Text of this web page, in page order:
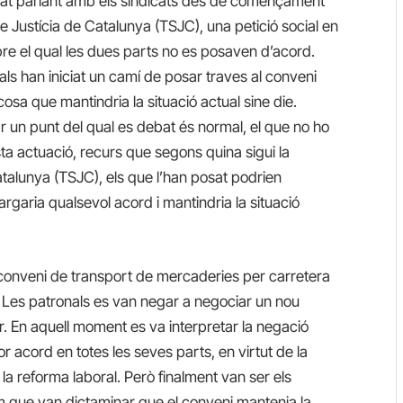
Justícia de Catalunya (TSJC), una petició social en
el qual les dues parts no es posaven d’acord.
han iniciat un camí de posar traves al conveni
que mantindria la situació actual sine die.
punt del qual es debat és normal, el que no ho
actuació, recurs que segons quina sigui la
(TSJC), els que l’han posat podrien
qualsevol acord i mantindria la situació
de transport de mercaderies per carretera
patronals es van negar a negociar un nou
En aquell moment es va interpretar la negació
acord en totes les seves parts, en virtut de la
reforma laboral. Però finalment van ser els